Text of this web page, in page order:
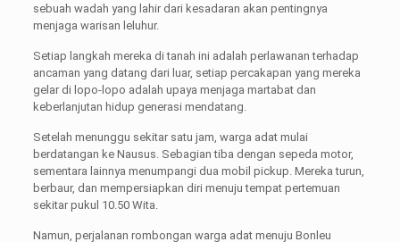
sebuah wadah yang lahir dari kesadaran akan pentingnya
menjaga warisan leluhur.
Setiap langkah mereka di tanah ini adalah perlawanan terhadap
ancaman yang datang dari luar, setiap percakapan yang mereka
gelar di lopo-lopo adalah upaya menjaga martabat dan
keberlanjutan hidup generasi mendatang.
Setelah menunggu sekitar satu jam, warga adat mulai
berdatangan ke Nausus. Sebagian tiba dengan sepeda motor,
sementara lainnya menumpangi dua mobil pickup. Mereka turun,
berbaur, dan mempersiapkan diri menuju tempat pertemuan
sekitar pukul 10.50 Wita.
Namun, perjalanan rombongan warga adat menuju Bonleu